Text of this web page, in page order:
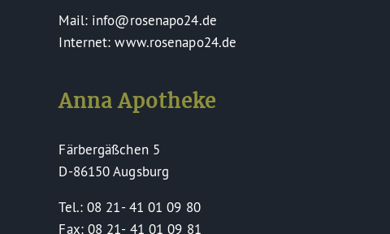
Mail: info@rosenapo24.de
Internet: www.rosenapo24.de
Anna Apotheke
Färbergäßchen 5
D-86150 Augsburg
Tel.: 08 21- 41 01 09 80
Fax: 08 21- 41 01 09 81